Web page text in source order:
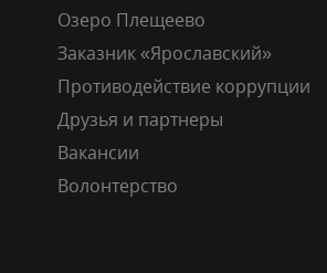
Озеро Плещеево
Заказник «Ярославский»
Противодействие коррупции
Друзья и партнеры
Вакансии
Волонтерство